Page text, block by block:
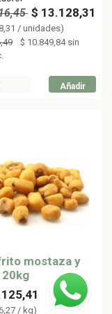
$ 13.128,31
/ unidades)
$ 10.849,84 sin
Añadir
mostaza y
20kg
/ kg)